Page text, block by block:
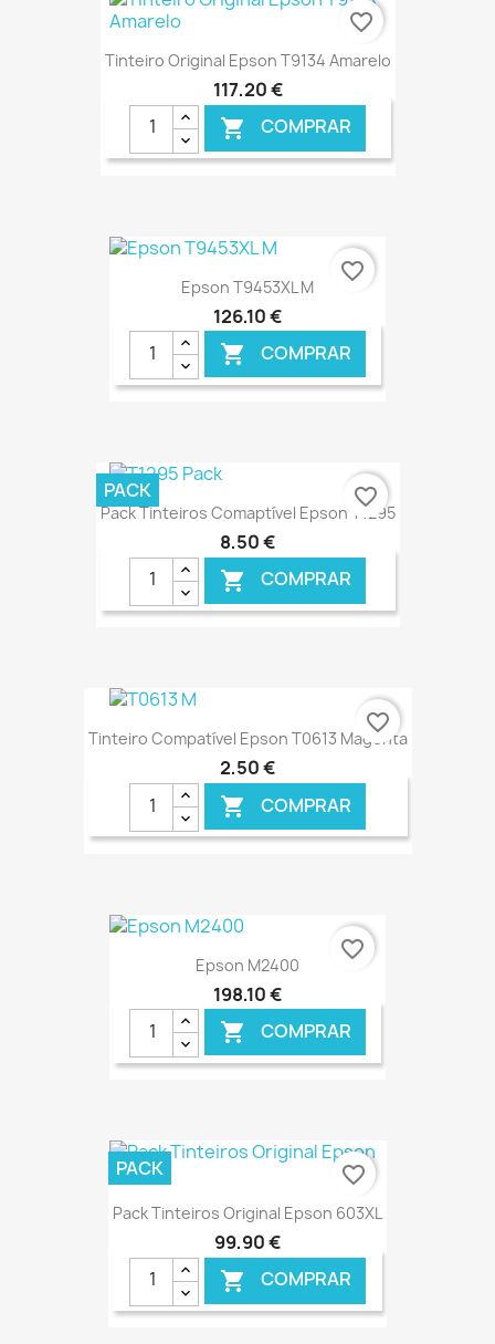
Tinteiro Original Epson T9134 Amarelo
117,20 €
 COMPRAR
favorite_border
Epson T9453XL M
126,10 €
 COMPRAR
€ ONLINE
favorite_border
Pack Tinteiros Comaptível Epson T1295
8,50 €
 COMPRAR
€ ONLINE
PACK favorite_border
Tinteiro Compatível Epson T0613 Magenta
2,50 €
 COMPRAR
€ ONLINE
favorite_border
Epson M2400
198,10 €
 COMPRAR
€ ONLINE
favorite_border
Pack Tinteiros Original Epson 603XL
99,90 €
 COMPRAR
PACK favorite_border